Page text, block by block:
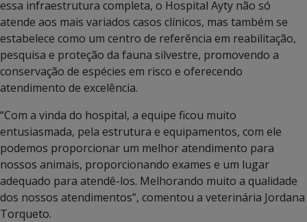
essa infraestrutura completa, o Hospital Ayty não só
atende aos mais variados casos clínicos, mas também se
estabelece como um centro de referência em reabilitação,
pesquisa e proteção da fauna silvestre, promovendo a
conservação de espécies em risco e oferecendo
atendimento de excelência.
“Com a vinda do hospital, a equipe ficou muito
entusiasmada, pela estrutura e equipamentos, com ele
podemos proporcionar um melhor atendimento para
nossos animais, proporcionando exames e um lugar
adequado para atendê-los. Melhorando muito a qualidade
dos nossos atendimentos”, comentou a veterinária Jordana
Torqueto.